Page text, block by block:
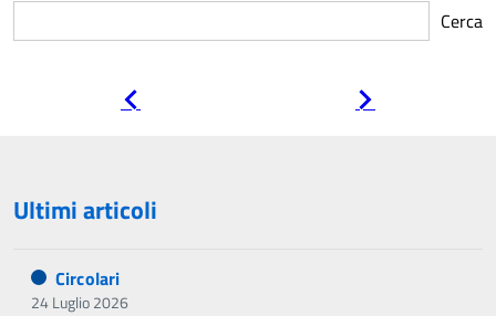
Cerca
Ultimi articoli
Circolari
24 Luglio 2026